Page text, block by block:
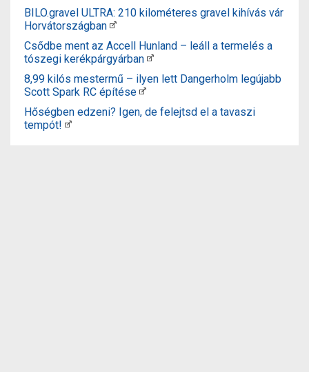
BILO.gravel ULTRA: 210 kilométeres gravel kihívás vár
Horvátországban
Csődbe ment az Accell Hunland – leáll a termelés a
tószegi kerékpárgyárban
8,99 kilós mestermű – ilyen lett Dangerholm legújabb
Scott Spark RC építése
Hőségben edzeni? Igen, de felejtsd el a tavaszi
tempót!